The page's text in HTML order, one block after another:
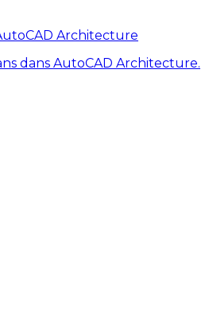
Architecture
dans AutoCAD Architecture.